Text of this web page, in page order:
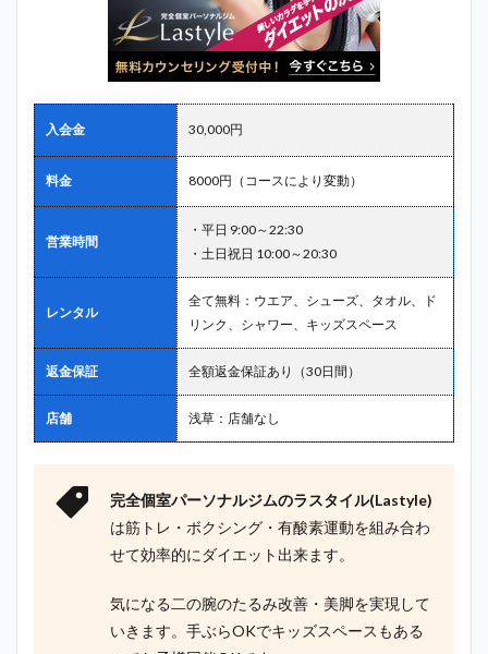
入会金 30,000円
料金 8000円（コースにより変動）
営業時間
・平日 9:00～22:30
・土日祝日 10:00～20:30
レンタル
全て無料：ウエア、シューズ、タオル、ド
リンク、シャワー、キッズスペース
返金保証 全額返金保証あり（30日間）
店舗 浅草：店舗なし
完全個室パーソナルジムのラスタイル(Lastyle)
は筋トレ・ボクシング・有酸素運動を組み合わ
せて効率的にダイエット出来ます。
気になる二の腕のたるみ改善・美脚を実現して
いきます。手ぶらOKでキッズスペースもある